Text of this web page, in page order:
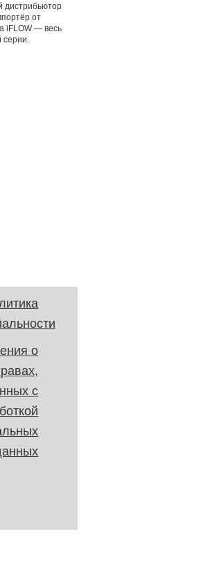
от
iFLOW — весь
о
с